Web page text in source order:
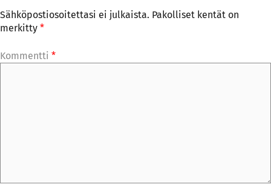
Sähköpostiosoitettasi ei julkaista. Pakolliset kentät on
merkitty *
Kommentti *